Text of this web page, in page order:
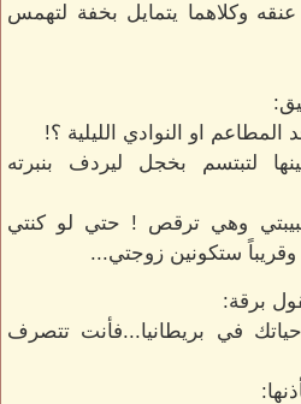
وكلاهما يتمايل بخفة لتهمس
او النوادي الليلية ؟!
لتبتسم بخجل ليردف بنبرته
وهي ترقص ! حتي لو كنتي
ستكونين زوجتي...
برقة:
في بريطانيا...فأنت تتصرف